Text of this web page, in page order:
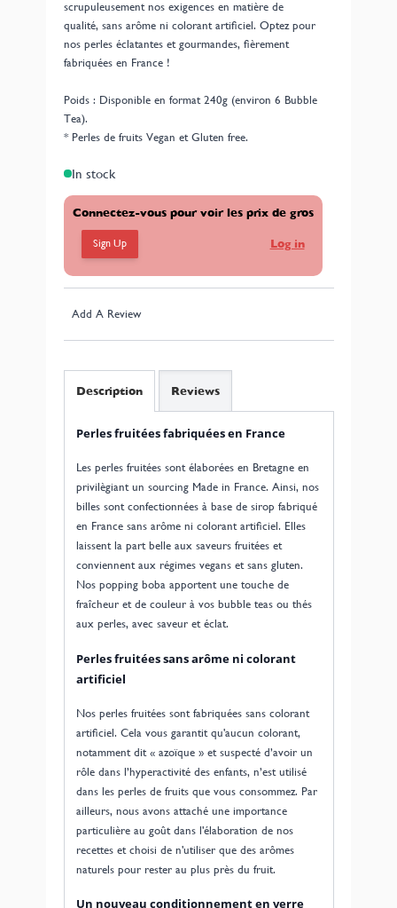
scrupuleusement nos exigences en matière de
qualité, sans arôme ni colorant artificiel. Optez pour
nos perles éclatantes et gourmandes, fièrement
fabriquées en France !
Poids : Disponible en format 240g (environ 6 Bubble
Tea).
* Perles de fruits Vegan et Gluten free.
In stock
Connectez-vous pour voir les prix de gros
Sign Up Log in
Add A Review
Description Reviews
Perles fruitées fabriquées en France
Les perles fruitées sont élaborées en Bretagne en
privilègiant un sourcing Made in France. Ainsi, nos
billes sont confectionnées à base de sirop fabriqué
en France sans arôme ni colorant artificiel. Elles
laissent la part belle aux saveurs fruitées et
conviennent aux régimes vegans et sans gluten.
Nos popping boba apportent une touche de
fraîcheur et de couleur à vos bubble teas ou thés
aux perles, avec saveur et éclat.
Perles fruitées sans arôme ni colorant
artificiel
Nos perles fruitées sont fabriquées sans colorant
artificiel. Cela vous garantit qu'aucun colorant,
notamment dit « azoïque » et suspecté d’avoir un
rôle dans l’hyperactivité des enfants, n’est utilisé
dans les perles de fruits que vous consommez. Par
ailleurs, nous avons attaché une importance
particulière au goût dans l'élaboration de nos
recettes et choisi de n'utiliser que des arômes
naturels pour rester au plus près du fruit.
Un nouveau conditionnement en verre